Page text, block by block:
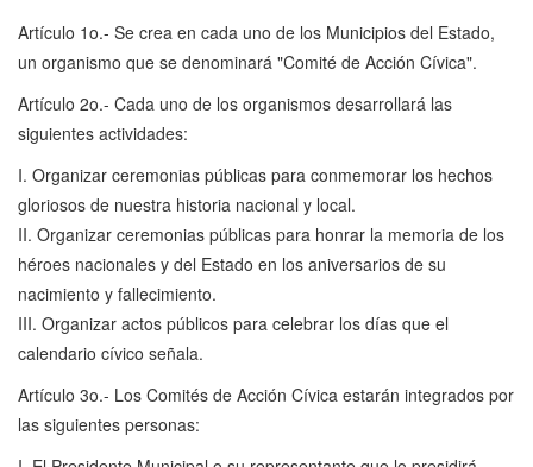
Artículo 1o.- Se crea en cada uno de los Municipios del Estado,
un organismo que se denominará "Comité de Acción Cívica".
Artículo 2o.- Cada uno de los organismos desarrollará las
siguientes actividades:
I. Organizar ceremonias públicas para conmemorar los hechos
gloriosos de nuestra historia nacional y local.
II. Organizar ceremonias públicas para honrar la memoria de los
héroes nacionales y del Estado en los aniversarios de su
nacimiento y fallecimiento.
III. Organizar actos públicos para celebrar los días que el
calendario cívico señala.
Artículo 3o.- Los Comités de Acción Cívica estarán integrados por
las siguientes personas: